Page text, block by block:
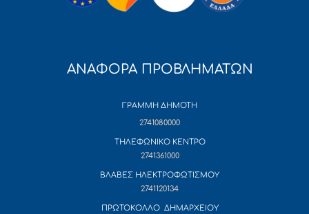
ΑΝΑΦΟΡΑ ΠΡΟΒΛΗΜΑΤΩΝ
ΓΡΑΜΜΗ ΔΗΜΟΤΗ
2741080000
ΤΗΛΕΦΩΝΙΚΟ ΚΕΝΤΡΟ
2741361000
ΒΛΑΒΕΣ ΗΛΕΚΤΡΟΦΩΤΙΣΜΟΥ
2741120134
ΠΡΩΤΟΚΟΛΛΟ ΔΗΜΑΡΧΕΙΟΥ